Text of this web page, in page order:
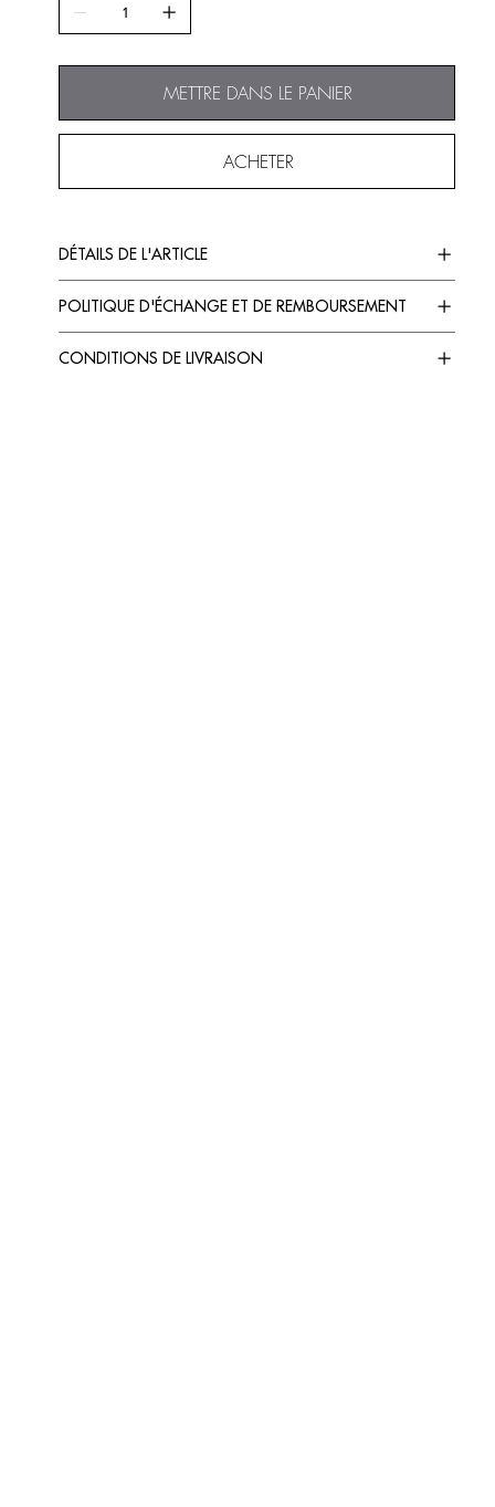
METTRE DANS LE PANIER
ACHETER
DÉTAILS DE L'ARTICLE
POLITIQUE D'ÉCHANGE ET DE REMBOURSEMENT
CONDITIONS DE LIVRAISON